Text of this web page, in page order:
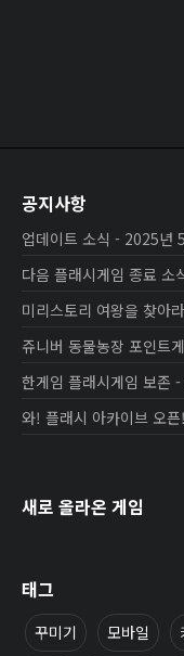
공지사항
업데이트 소식 - 2025년
다음 플래시게임 종료 소
미리스토리 여왕을 찾아
쥬니버 동물농장 포인트
한게임 플래시게임 보존
와! 플래시 아카이브 오픈!
새로 올라온 게임
태그
꾸미기 모바일